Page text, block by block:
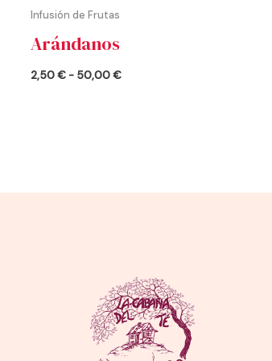
Infusión de Frutas
Arándanos
2,50€ - 50,00€